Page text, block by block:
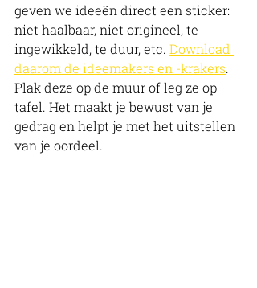
geven we ideeën direct een sticker:
niet haalbaar, niet origineel, te
ingewikkeld, te duur, etc. Download
daarom de ideemakers en -krakers.
Plak deze op de muur of leg ze op
tafel. Het maakt je bewust van je
gedrag en helpt je met het uitstellen
van je oordeel.